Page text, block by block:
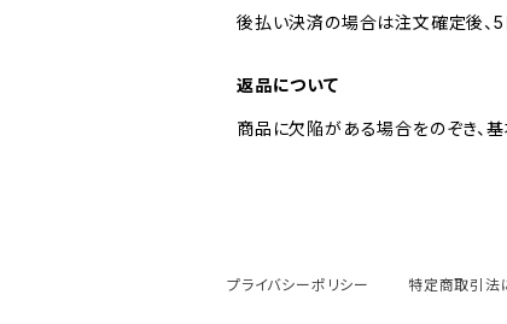
後払い決済の場合は注文確定後、5
返品について
商品に欠陥がある場合をのぞき、
プライバシーポリシー 特定商取引法